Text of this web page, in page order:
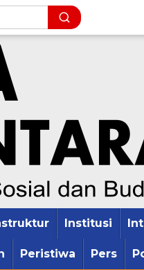
Institusi
Peristiwa Pers